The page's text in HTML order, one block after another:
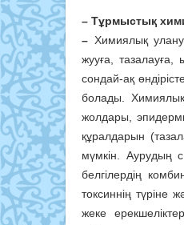
– Тұрмыстық
– Химиялық
жууға,
сондай-ақ
болады.
жолдары,
құралдарын
мүмкін. Аурудың
белгілердің
токсиннің түріне
жеке